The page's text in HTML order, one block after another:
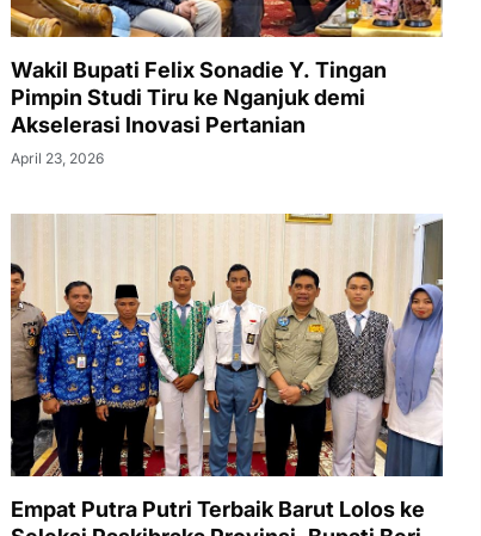
Wakil Bupati Felix Sonadie Y. Tingan
Pimpin Studi Tiru ke Nganjuk demi
Akselerasi Inovasi Pertanian
April 23, 2026
Empat Putra Putri Terbaik Barut Lolos ke